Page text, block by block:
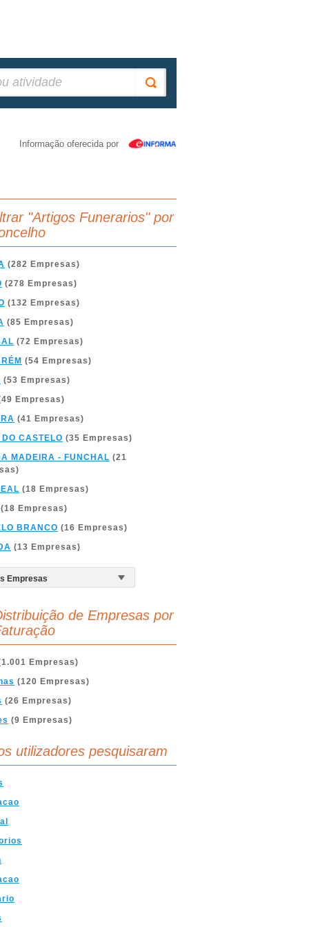
Informação oferecida por
"Artigos Funerarios" por
(282 Empresas)
(278 Empresas)
(132 Empresas)
(85 Empresas)
(72 Empresas)
(54 Empresas)
(53 Empresas)
Empresas)
(41 Empresas)
CASTELO (35 Empresas)
MADEIRA - FUNCHAL (21
(18 Empresas)
(18 Empresas)
BRANCO (16 Empresas)
(13 Empresas)
de Empresas por
Empresas)
(120 Empresas)
(26 Empresas)
(9 Empresas)
utilizadores pesquisaram